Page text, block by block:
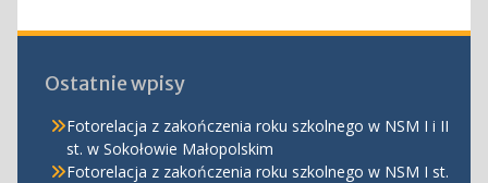
Ostatnie wpisy
Fotorelacja z zakończenia roku szkolnego w NSM I i II
st. w Sokołowie Małopolskim
Fotorelacja z zakończenia roku szkolnego w NSM I st.